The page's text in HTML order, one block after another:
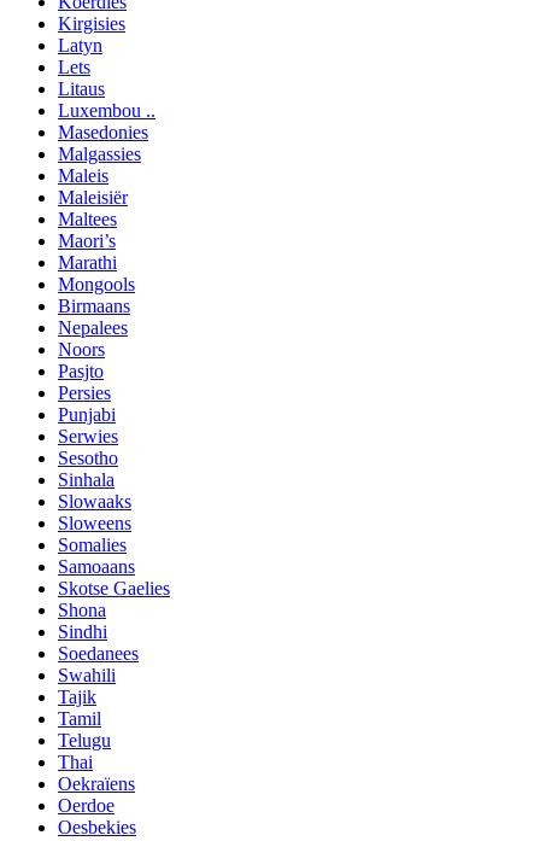
Kirgisies
Latyn
Lets
Litaus
Luxembou ..
Masedonies
Malgassies
Maleis
Maleisiër
Maltees
Maori’s
Marathi
Mongools
Birmaans
Nepalees
Noors
Pasjto
Persies
Punjabi
Serwies
Sesotho
Sinhala
Slowaaks
Sloweens
Somalies
Samoaans
Skotse Gaelies
Shona
Sindhi
Soedanees
Swahili
Tajik
Tamil
Telugu
Thai
Oekraïens
Oerdoe
Oesbekies